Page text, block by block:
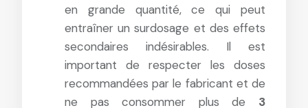
en grande quantité, ce qui peut
entraîner un surdosage et des effets
secondaires indésirables. Il est
important de respecter les doses
recommandées par le fabricant et de
ne pas consommer plus de 3